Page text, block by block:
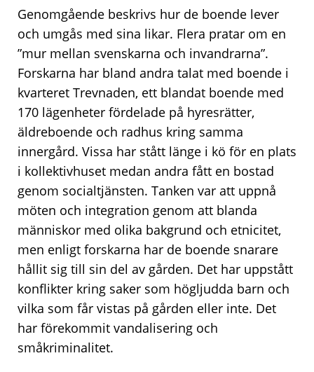
Genomgående beskrivs hur de boende lever
och umgås med sina likar. Flera pratar om en
”mur mellan svenskarna och invandrarna”.
Forskarna har bland andra talat med boende i
kvarteret Trevnaden, ett blandat boende med
170 lägenheter fördelade på hyresrätter,
äldreboende och radhus kring samma
innergård. Vissa har stått länge i kö för en plats
i kollektivhuset medan andra fått en bostad
genom socialtjänsten. Tanken var att uppnå
möten och integration genom att blanda
människor med olika bakgrund och etnicitet,
men enligt forskarna har de boende snarare
hållit sig till sin del av gården. Det har uppstått
konflikter kring saker som högljudda barn och
vilka som får vistas på gården eller inte. Det
har förekommit vandalisering och
småkriminalitet.